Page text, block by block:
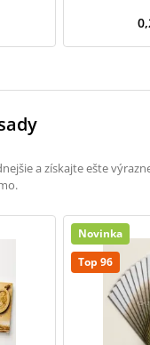
a získajte ešte
Novinka
Top 96